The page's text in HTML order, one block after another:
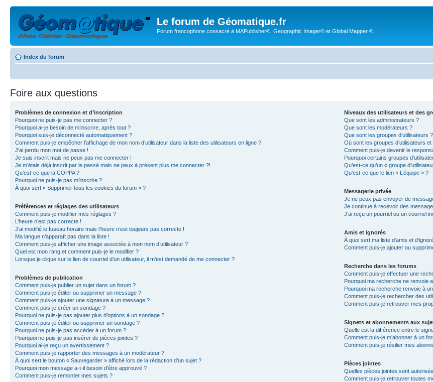
Le forum de Géomatique.fr
Forum francophone consacré à MAPublisher©, Geographic Imager© et Global Mapper ©
Index du forum
Foire aux questions
Problèmes de connexion et d’inscription
Pourquoi ne puis-je pas me connecter ?
Pourquoi ai-je besoin de m’inscrire, après tout ?
Pourquoi suis-je déconnecté automatiquement ?
Comment puis-je empêcher l’affichage de mon nom d’utilisateur dans la liste des utilisateurs en ligne ?
J’ai perdu mon mot de passe !
Je suis inscrit mais ne peux pas me connecter !
Je m’étais déjà inscrit par le passé mais ne peux à présent plus me connecter ?!
Qu’est-ce que la COPPA ?
Pourquoi ne puis-je pas m’inscrire ?
À quoi sert « Supprimer tous les cookies du forum » ?
Préférences et réglages des utilisateurs
Comment puis-je modifier mes réglages ?
L’heure n’est pas correcte !
J’ai modifié le fuseau horaire mais l’heure n’est toujours pas correcte !
Ma langue n’apparaît pas dans la liste !
Comment puis-je afficher une image associée à mon nom d’utilisateur ?
Quel est mon rang et comment puis-je le modifier ?
Lorsque je clique sur le lien de courriel d’un utilisateur, il m’est demandé de me connecter ?
Problèmes de publication
Comment puis-je publier un sujet dans un forum ?
Comment puis-je éditer ou supprimer un message ?
Comment puis-je ajouter une signature à un message ?
Comment puis-je créer un sondage ?
Pourquoi ne puis-je pas ajouter plus d’options à un sondage ?
Comment puis-je éditer ou supprimer un sondage ?
Pourquoi ne puis-je pas accéder à un forum ?
Pourquoi ne puis-je pas insérer de pièces jointes ?
Pourquoi ai-je reçu un avertissement ?
Comment puis-je rapporter des messages à un modérateur ?
À quoi sert le bouton « Sauvegarder » affiché lors de la rédaction d’un sujet ?
Pourquoi mon message a-t-il besoin d’être approuvé ?
Comment puis-je remonter mes sujets ?
Niveaux des utilisateurs et des
Que sont les administrateurs ?
Que sont les modérateurs ?
Que sont les groupes d’utilisateurs ?
Où sont les groupes d’utilisateurs
Comment puis-je devenir le
Pourquoi certains groupes
Qu’est-ce qu’un « groupe
Qu’est-ce que le lien « L’équipe » ?
Messagerie privée
Je ne peux pas envoyer de
Je continue à recevoir des
J’ai reçu un pourriel ou un courriel
Amis et ignorés
À quoi sert ma liste d’amis et
Comment puis-je ajouter ou
Recherche dans les forums
Comment puis-je effectuer une
Pourquoi ma recherche ne renvoie
Pourquoi ma recherche renvoie à
Comment puis-je rechercher des
Comment puis-je retrouver mes
Signets et abonnements aux
Quelle est la différence entre le
Comment puis-je m’abonner à un
Comment puis-je résilier mes
Pièces jointes
Quelles pièces jointes sont
Comment puis-je retrouver toutes